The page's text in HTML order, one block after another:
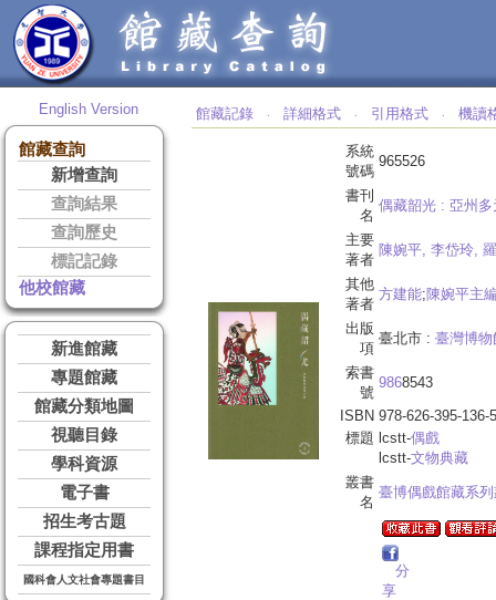
English Version
館藏查詢
新增查詢
查詢結果
查詢歷史
標記記錄
他校館藏
新進館藏
專題館藏
館藏分類地圖
視聽目錄
學科資源
電子書
招生考古題
課程指定用書
國科會人文社會專題書目
館藏記錄 ‧ 詳細格式 ‧ 引用格式 ‧ 機讀
系統
號碼
965526
書刊
名
偶藏韶光 : 亞州
主要
著者
陳婉平, 李岱玲,
其他
著者
方建能;陳婉平主
出版
項
臺北市 : 臺灣博物
索書
號
9868543
ISBN 978-626-395-136-5
標題 lcstt-偶戲
lcstt-文物典藏
叢書
名
臺博偶戲館藏系
分
享